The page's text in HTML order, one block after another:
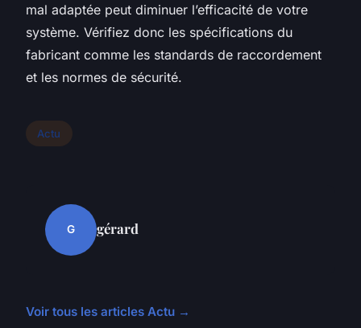
mal adaptée peut diminuer l’efficacité de votre
système. Vérifiez donc les spécifications du
fabricant comme les standards de raccordement
et les normes de sécurité.
Actu
G gérard
Voir tous les articles Actu →